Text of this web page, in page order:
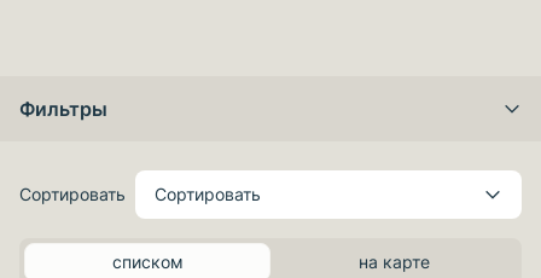
Фильтры
Сортировать Сортировать
списком на карте